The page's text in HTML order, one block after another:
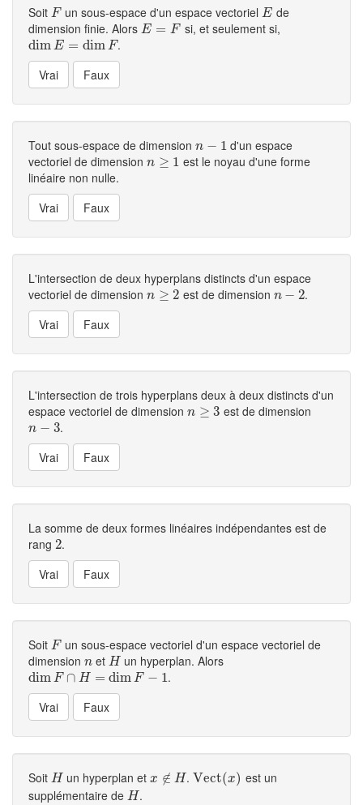
Soit F
F un sous-espace d'un espace vectorielE
E de
dimension finie. Alors E = F
E= F
si, et seulement si,
dimE = dim F
dimE=dim F .
Tout sous-espace de dimension n − 1
n−1
d'un espace
vectoriel de dimension n ≥ 1
n≥ 1
est le noyau d'une forme
linéaire non nulle.
L'intersection de deux hyperplans distincts d'un espace
vectoriel de dimension n ≥ 2
n≥ 2 est de dimension n − 2
n−2 .
L'intersection de trois hyperplans deux à deux distincts d'un
espace vectoriel de dimension n ≥ 3
n≥ 3 est de dimension
n − 3
n−3 .
La somme de deux formes linéaires indépendantes est de
rang 2
2.
Soit F
F un sous-espace vectoriel d'un espace vectoriel de
dimension n
net H
H un hyperplan. Alors
dimF ∩ H = dim F − 1
dimF∩H= dim F−1 .
Soit H
H un hyperplan et x ∉ H
x∉H .Vect(x)
Vect(x)
est un
supplémentaire de H
H .